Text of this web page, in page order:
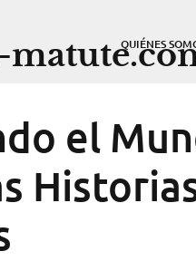
QUIÉNES
el